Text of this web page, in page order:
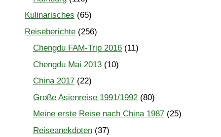
Kulinarisches (65)
Reiseberichte (256)
Chengdu FAM-Trip 2016 (11)
Chengdu Mai 2013 (10)
China 2017 (22)
Große Asienreise 1991/1992 (80)
Meine erste Reise nach China 1987 (25)
Reiseanekdoten (37)